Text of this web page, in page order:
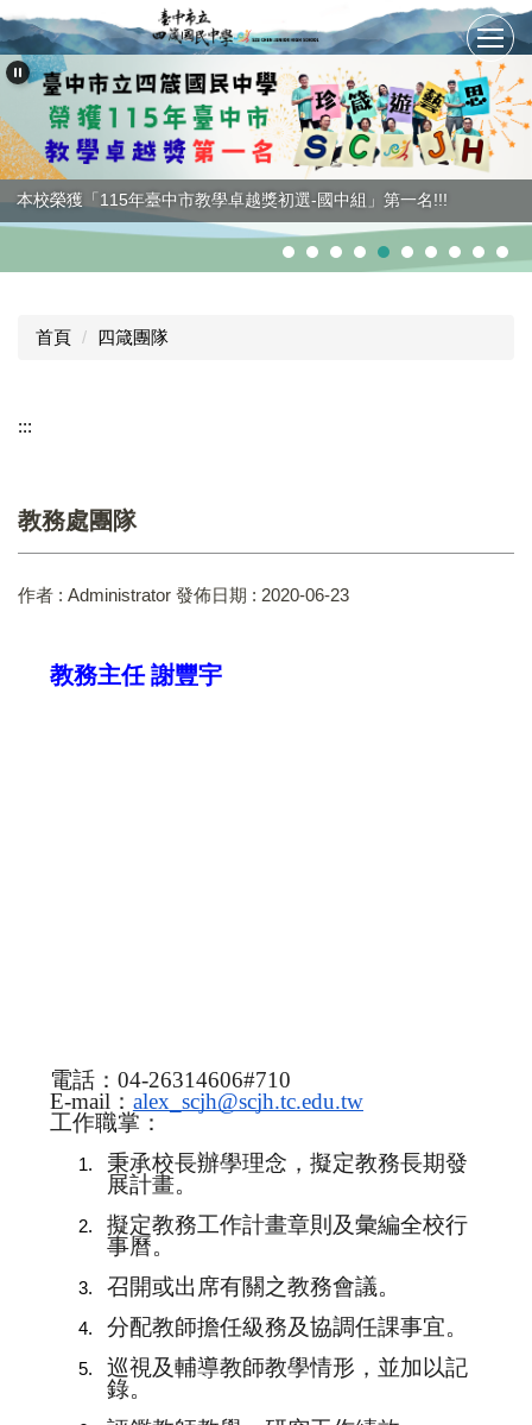
跳
到
主
內
容
區
本校榮獲「115年臺中市教學卓越獎初選-國中組」第一名!!!
首頁 四箴團隊
:::
教務處團隊
作者 : Administrator 發佈日期 : 2020-06-23